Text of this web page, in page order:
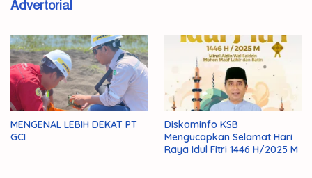
Advertorial
MENGENAL LEBIH DEKAT PT
GCI
Diskominfo KSB
Mengucapkan Selamat Hari
Raya Idul Fitri 1446 H/2025 M